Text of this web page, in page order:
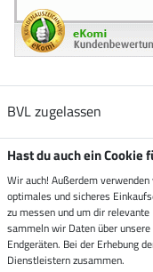
BVL zugelassen
Zustellung durch
Sicher bezahlen mit
Hast du auch ein Cookie
Wir auch! Außerdem
optimales und sicheres
zu messen und um dir
sammeln wir Daten über
Endgeräten. Bei der Erhebung
Dienstleistern zusammen.